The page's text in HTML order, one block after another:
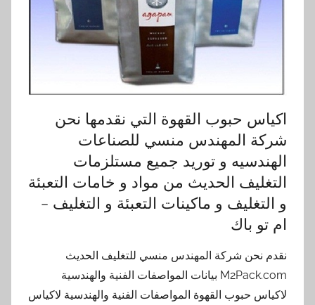
اكياس حبوب القهوة التي نقدمها نحن
شركة المهندس منسي للصناعات
الهندسيه و توريد جميع مستلزمات
التغليف الحديث من مواد و خامات التعبئة
و التغليف و ماكينات التعبئة و التغليف –
ام تو باك
نقدم نحن شركة المهندس منسي للتغليف الحديث
M2Pack.com بيانات المواصفات الفنية والهندسية
لاكياس حبوب القهوة المواصفات الفنية والهندسية لاكياس